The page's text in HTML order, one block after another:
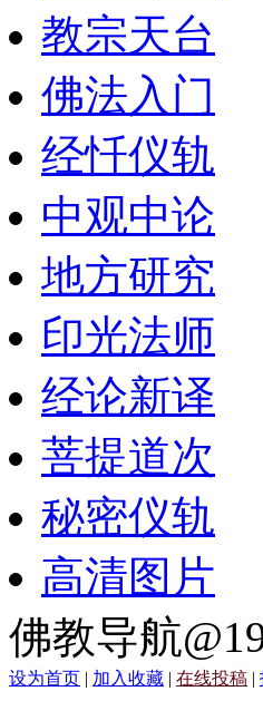
教宗天台
佛法入门
经忏仪轨
中观中论
地方研究
印光法师
经论新译
菩提道次
秘密仪轨
高清图片
佛教导航
设为首页 | 加入收藏 | 在线投稿 |